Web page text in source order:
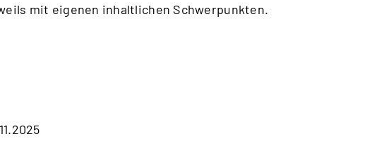
mit eigenen inhaltlichen Schwerpunkten.